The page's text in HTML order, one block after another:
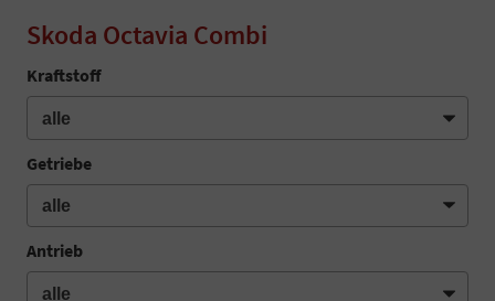
Skoda Octavia Combi
Kraftstoff
Getriebe
Antrieb